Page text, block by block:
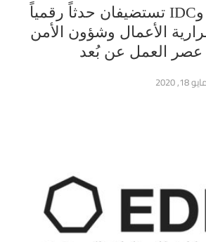
مايكروسوفت وIDC تستضيفان حدثاً رقمياً
الأعمال وشؤون الأمن
عصر العمل عن بُعد
18, 2020